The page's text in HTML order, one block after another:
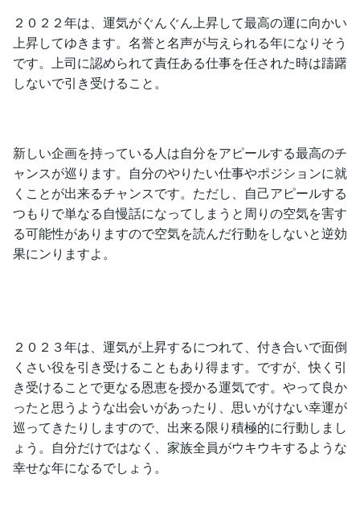
２０２２年は、運気がぐんぐん上昇して最高の運に向かい
上昇してゆきます。名誉と名声が与えられる年になりそう
です。上司に認められて責任ある仕事を任された時は躊躇
しないで引き受けること。
新しい企画を持っている人は自分をアピールする最高のチ
ャンスが巡ります。自分のやりたい仕事やポジションに就
くことが出来るチャンスです。ただし、自己アピールする
つもりで単なる自慢話になってしまうと周りの空気を害す
る可能性がありますので空気を読んだ行動をしないと逆効
果にンりますよ。
２０２３年は、運気が上昇するにつれて、付き合いで面倒
くさい役を引き受けることもあり得ます。ですが、快く引
き受けることで更なる恩恵を授かる運気です。やって良か
ったと思うような出会いがあったり、思いがけない幸運が
巡ってきたりしますので、出来る限り積極的に行動しまし
ょう。自分だけではなく、家族全員がウキウキするような
幸せな年になるでしょう。